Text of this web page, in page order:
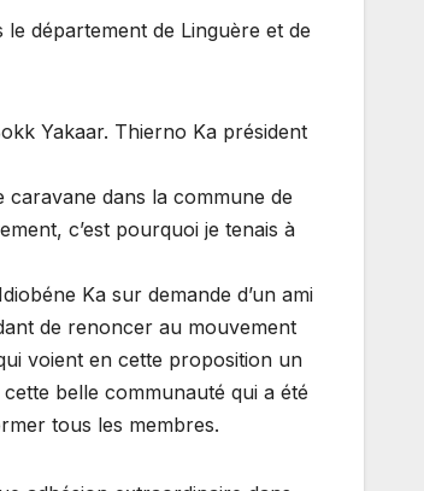
département de Linguère et de
Yakaar. Thierno Ka président
caravane dans la commune de
c’est pourquoi je tenais à
Ka sur demande d’un ami
de renoncer au mouvement
voient en cette proposition un
belle communauté qui a été
tous les membres.